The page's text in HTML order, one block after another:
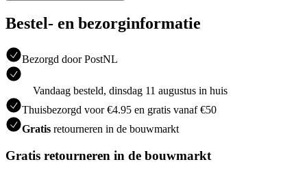
Bestel- en bezorginformatie
Bezorgd door PostNL
Vandaag besteld, dinsdag 11 augustus in huis
Thuisbezorgd voor €4.95 en gratis vanaf €50
Gratis retourneren in de bouwmarkt
Gratis retourneren in de bouwmarkt